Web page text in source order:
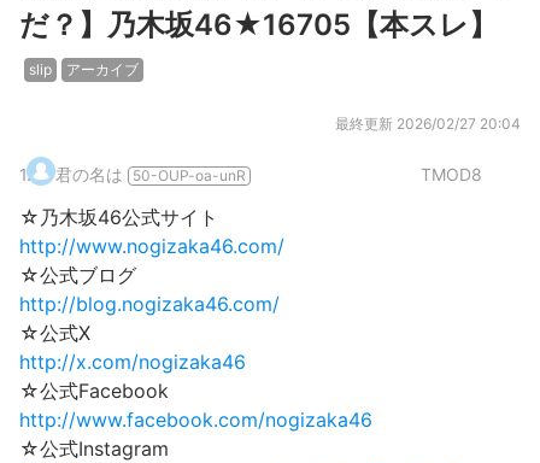
だ？】乃木坂46★16705【本スレ】
slip アーカイブ
最終更新 2026/02/27 20:04
1. 君の名は 50-OUP-oa-unR TMOD8
☆乃木坂46公式サイト
http://www.nogizaka46.com/
☆公式ブログ
http://blog.nogizaka46.com/
☆公式X
http://x.com/nogizaka46
☆公式Facebook
http://www.facebook.com/nogizaka46
☆公式Instagram